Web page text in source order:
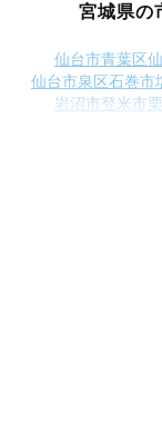
宮城県の
仙台市青葉区
仙台市泉区石巻市
岩沼市登米市